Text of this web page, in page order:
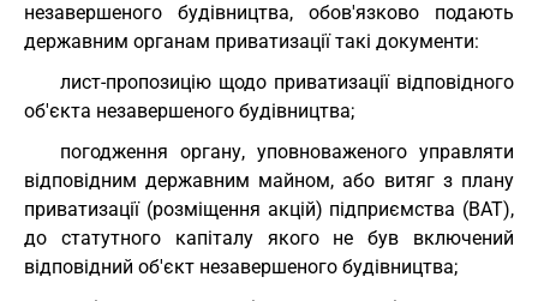
незавершеного будівництва, обов'язково подають
державним органам приватизації такі документи:
лист-пропозицію щодо приватизації відповідного
об'єкта незавершеного будівництва;
погодження органу, уповноваженого управляти
відповідним державним майном, або витяг з плану
приватизації (розміщення акцій) підприємства (ВАТ),
до статутного капіталу якого не був включений
відповідний об'єкт незавершеного будівництва;